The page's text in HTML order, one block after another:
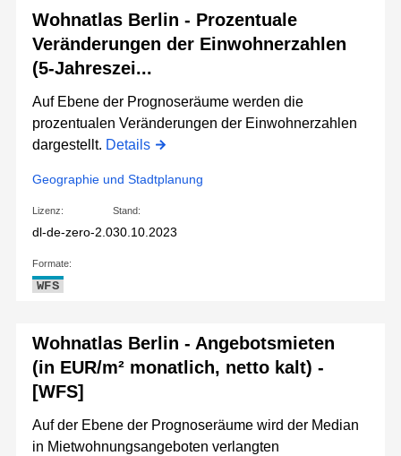
Wohnatlas Berlin - Prozentuale
Veränderungen der Einwohnerzahlen
(5-Jahreszei...
Auf Ebene der Prognoseräume werden die
prozentualen Veränderungen der Einwohnerzahlen
dargestellt. Details
Geographie und Stadtplanung
Lizenz:
dl-de-zero-2.0
Stand:
30.10.2023
Formate:
WFS
Wohnatlas Berlin - Angebotsmieten
(in EUR/m² monatlich, netto kalt) -
[WFS]
Auf der Ebene der Prognoseräume wird der Median
in Mietwohnungsangeboten verlangten